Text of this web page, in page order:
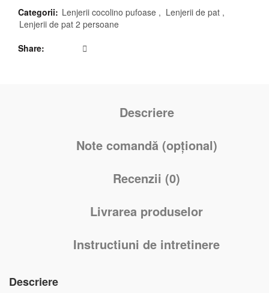
Categorii: Lenjerii cocolino pufoase , Lenjerii de pat ,
Lenjerii de pat 2 persoane
Share
Descriere
Note comandă (opțional)
Recenzii (0)
Livrarea produselor
Instructiuni de intretinere
Descriere